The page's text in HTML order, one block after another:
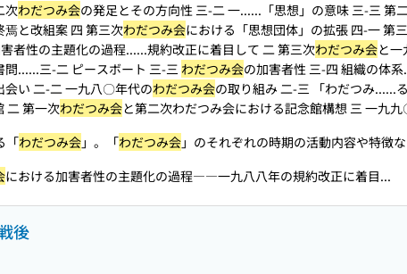
次わだつみ会の発足とその方向性 三-二 一......「思想」の意味 三-三 第
焉と改組案 四 第三次わだつみ会における「思想団体」の拡張 四-一 第
者性の主題化の過程......規約改正に着目して 二 第三次わだつみ会と
問......三-二 ピースボート 三-三 わだつみ会の加害者性 三-四 組織の体系
会い 二-二 一九八〇年代のわだつみ会の取り組み 二-三 「わだつみ......
二 第一次わだつみ会と第二次わだつみ会における記念館構想 三 一九
「わだつみ会」。「わだつみ会」のそれぞれの時期の活動内容や特徴
における加害者性の主題化の過程――一九八八年の規約改正に着目...
後